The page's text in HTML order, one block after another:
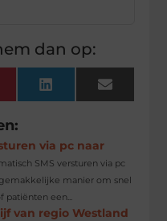
dan op:
LinkedIn Email
via pc naar
SMS versturen via pc
manier om snel
een...
van regio Westland